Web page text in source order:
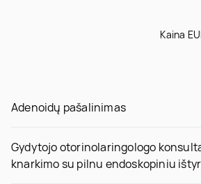
Kaina
Adenoidų pašalinimas
Gydytojo otorinolaringologo
knarkimo su pilnu endoskopiniu